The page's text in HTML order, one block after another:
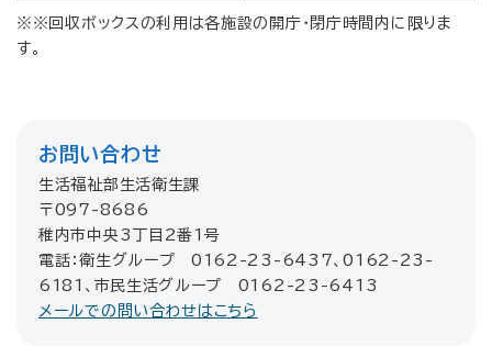
※※回収ボックスの利用は各施設の開庁・閉庁時間内に限りま
す。
お問い合わせ
生活福祉部生活衛生課
〒097-8686
稚内市中央3丁目2番1号
電話：衛生グループ 0162-23-6437、0162-23-
6181、市民生活グループ 0162-23-6413
メールでの問い合わせはこちら